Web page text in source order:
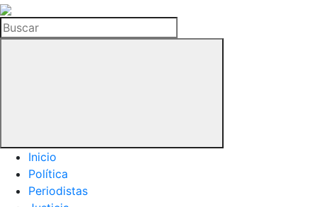
La
Hemeroteca
del
Buscar
Inicio
Política
Periodistas